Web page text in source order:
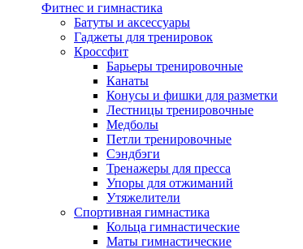
Фитнес и гимнастика
Батуты и аксессуары
Гаджеты для тренировок
Кроссфит
Барьеры тренировочные
Канаты
Конусы и фишки для разметки
Лестницы тренировочные
Медболы
Петли тренировочные
Сэндбэги
Тренажеры для пресса
Упоры для отжиманий
Утяжелители
Спортивная гимнастика
Кольца гимнастические
Маты гимнастические